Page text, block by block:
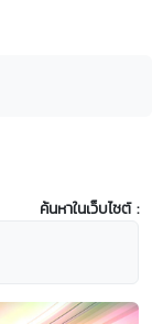
ค้นหาในเว็บไซต์ :